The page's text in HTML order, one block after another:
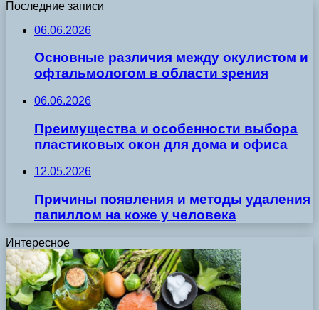
Последние записи
06.06.2026
Основные различия между окулистом и
офтальмологом в области зрения
06.06.2026
Преимущества и особенности выбора
пластиковых окон для дома и офиса
12.05.2026
Причины появления и методы удаления
папиллом на коже у человека
Интересное